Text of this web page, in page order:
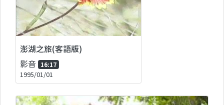
澎湖之旅(客語版)
影音 16:17
1995/01/01